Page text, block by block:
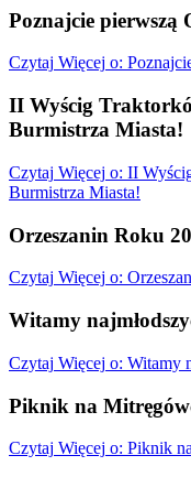
Poznajcie pierwszą
Czytaj Więcej o:
II Wyścig
Burmistrza Miasta!
Czytaj Więcej o: II
Burmistrza Miasta!
Orzeszanin Roku
Czytaj Więcej o:
Witamy
Czytaj Więcej o: Witamy
Piknik na
Czytaj Więcej o: Piknik